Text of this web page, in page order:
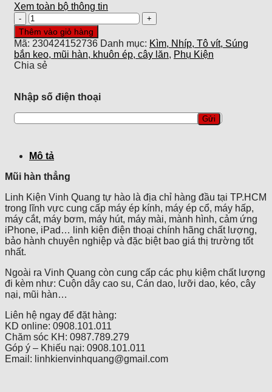
Xem toàn bộ thông tin
Mũi
hàn
thẳng
số
lượng
Thêm vào giỏ hàng
Mã: 230424152736 Danh mục: Kìm, Nhíp, Tô vít, Súng
bắn keo, mũi hàn, khuôn ép, cây lăn, Phụ Kiện
Chia sẻ
Nhập số điện thoại
Mô tả
Mũi hàn thẳng
Linh Kiện Vinh Quang tự hào là địa chỉ hàng đầu tại TP.HCM
trong lĩnh vực cung cấp máy ép kính, máy ép cổ, máy hấp,
máy cắt, máy bơm, máy hút, máy mài, mành hình, cảm ứng
iPhone, iPad… linh kiện điện thoại chính hãng chất lượng,
bảo hành chuyên nghiệp và đặc biệt bao giá thị trường tốt
nhất.
Ngoài ra Vinh Quang còn cung cấp các phụ kiệm chất lượng
đi kèm như: Cuộn dây cao su, Cán dao, lưỡi dao, kéo, cây
nại, mũi hàn…
Liên hệ ngay để đặt hàng:
KD online: 0908.101.011
Chăm sóc KH: 0987.789.279
Góp ý – Khiếu nại: 0908.101.011
Email: linhkienvinhquang@gmail.com